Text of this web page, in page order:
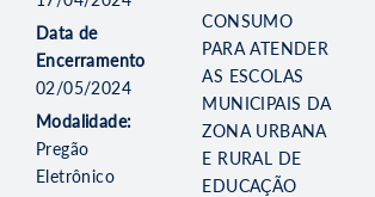
Data de
Encerramento
02/05/2024
Modalidade:
Pregão
Eletrônico
CONSUMO
PARA ATENDER
AS ESCOLAS
MUNICIPAIS DA
ZONA URBANA
E RURAL DE
EDUCAÇÃO